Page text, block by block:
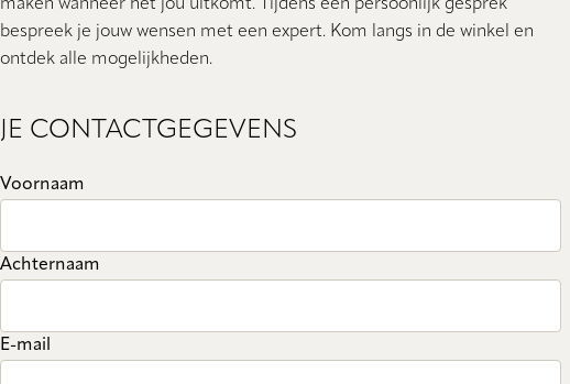
maken wanneer het jou uitkomt. Tijdens een persoonlijk gesprek
bespreek je jouw wensen met een expert. Kom langs in de winkel en
ontdek alle mogelijkheden.
JE CONTACTGEGEVENS
Voornaam
Achternaam
E-mail